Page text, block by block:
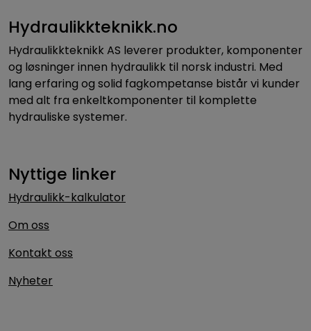
Hydraulikkteknikk.no
Hydraulikkteknikk AS leverer produkter, komponenter
og løsninger innen hydraulikk til norsk industri. Med
lang erfaring og solid fagkompetanse bistår vi kunder
med alt fra enkeltkomponenter til komplette
hydrauliske systemer.
Nyttige linker
Hydraulikk-kalkulator
Om oss
Kontakt oss
Nyheter